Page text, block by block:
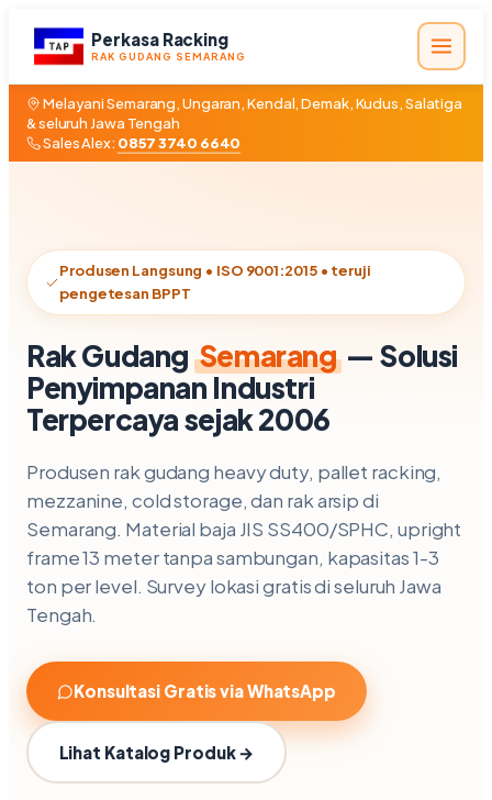
Perkasa Racking
RAK GUDANG SEMARANG
Melayani Semarang, Ungaran, Kendal, Demak, Kudus, Salatiga
& seluruh Jawa Tengah
Sales Alex: 0857 3740 6640
Produsen Langsung • ISO 9001:2015 • teruji
pengetesan BPPT
Rak Gudang Semarang— Solusi
Penyimpanan Industri
Terpercaya sejak 2006
Produsen rak gudang heavy duty, pallet racking,
mezzanine, cold storage, dan rak arsip di
Semarang. Material baja JIS SS400/SPHC, upright
frame 13 meter tanpa sambungan, kapasitas 1-3
ton per level. Survey lokasi gratis di seluruh Jawa
Tengah.
Konsultasi Gratis via WhatsApp
Lihat Katalog Produk →